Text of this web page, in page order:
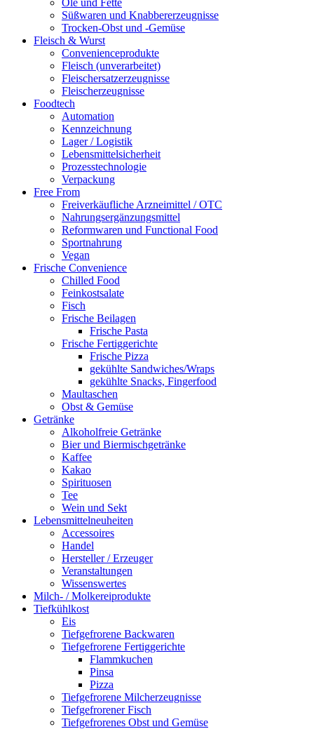
Süßwaren und Knabbererzeugnisse
Trocken-Obst und -Gemüse
Fleisch & Wurst
Convenienceprodukte
Fleisch (unverarbeitet)
Fleischersatzerzeugnisse
Fleischerzeugnisse
Foodtech
Automation
Kennzeichnung
Lager / Logistik
Lebensmittelsicherheit
Prozesstechnologie
Verpackung
Free From
Freiverkäufliche Arzneimittel / OTC
Nahrungsergänzungsmittel
Reformwaren und Functional Food
Sportnahrung
Vegan
Frische Convenience
Chilled Food
Feinkostsalate
Fisch
Frische Beilagen
Frische Pasta
Frische Fertiggerichte
Frische Pizza
gekühlte Sandwiches/Wraps
gekühlte Snacks, Fingerfood
Maultaschen
Obst & Gemüse
Getränke
Alkoholfreie Getränke
Bier und Biermischgetränke
Kaffee
Kakao
Spirituosen
Tee
Wein und Sekt
Lebensmittelneuheiten
Accessoires
Handel
Hersteller / Erzeuger
Veranstaltungen
Wissenswertes
Milch- / Molkereiprodukte
Tiefkühlkost
Eis
Tiefgefrorene Backwaren
Tiefgefrorene Fertiggerichte
Flammkuchen
Pinsa
Pizza
Tiefgefrorene Milcherzeugnisse
Tiefgefrorener Fisch
Tiefgefrorenes Obst und Gemüse